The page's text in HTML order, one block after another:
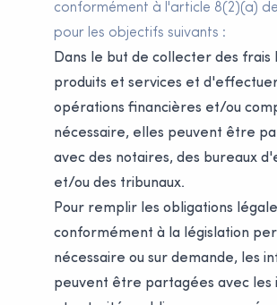
conformément à l'article 8(2)(a) de
pour les objectifs suivants :
Dans le but de collecter des frais
produits et services et
opérations financières et/ou
nécessaire, elles peuvent être
avec des notaires, des bureaux
et/ou des tribunaux.
Pour remplir les obligations
conformément à la législation
nécessaire ou sur demande, les
peuvent être partagées avec les